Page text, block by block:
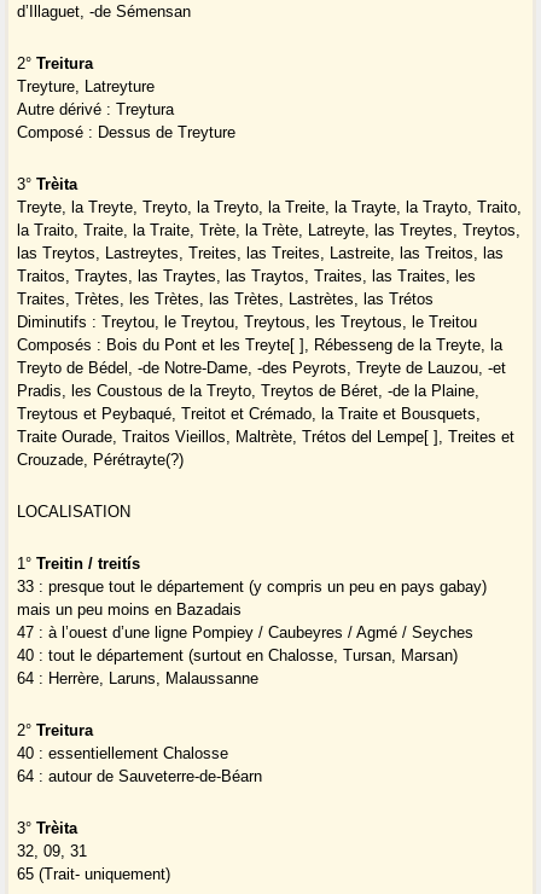
d’Illaguet, -de Sémensan
2°Treitura
Treyture, Latreyture
Autre dérivé : Treytura
Composé : Dessus de Treyture
3°Trèita
Treyte, la Treyte, Treyto, la Treyto, la Treite, la Trayte, la Trayto, Traito,
la Traito, Traite, la Traite, Trète, la Trète, Latreyte, las Treytes, Treytos,
las Treytos, Lastreytes, Treites, las Treites, Lastreite, las Treitos, las
Traitos, Traytes, las Traytes, las Traytos, Traites, las Traites, les
Traites, Trètes, les Trètes, las Trètes, Lastrètes, las Trétos
Diminutifs : Treytou, le Treytou, Treytous, les Treytous, le Treitou
Composés : Bois du Pont et les Treyte[ ], Rébesseng de la Treyte, la
Treyto de Bédel, -de Notre-Dame, -des Peyrots, Treyte de Lauzou, -et
Pradis, les Coustous de la Treyto, Treytos de Béret, -de la Plaine,
Treytous et Peybaqué, Treitot et Crémado, la Traite et Bousquets,
Traite Ourade, Traitos Vieillos, Maltrète, Trétos del Lempe[ ], Treites et
Crouzade, Pérétrayte(?)
LOCALISATION
1°Treitin / treitís
33 : presque tout le département (y compris un peu en pays gabay)
mais un peu moins en Bazadais
47 : à l’ouest d’une ligne Pompiey / Caubeyres / Agmé / Seyches
40 : tout le département (surtout en Chalosse, Tursan, Marsan)
64 : Herrère, Laruns, Malaussanne
2°Treitura
40 : essentiellement Chalosse
64 : autour de Sauveterre-de-Béarn
3°Trèita
32, 09, 31
65 (Trait- uniquement)